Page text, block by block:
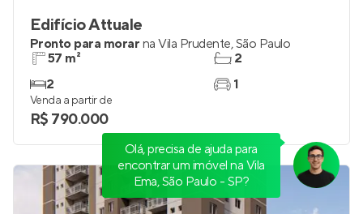
Edifício Attuale
Pronto para morar na Vila Prudente,São Paulo
57 m²
2
2
1
Venda a partir de
R$ 790.000
Olá, precisa de ajuda para
encontrar um imóvel na Vila
Ema, São Paulo - SP?